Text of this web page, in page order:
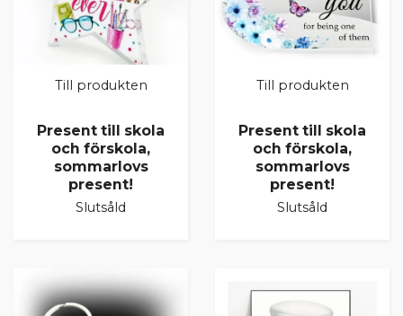
Till produkten
Present till skola
och förskola,
sommarlovs
present!
Slutsåld
Till produkten
Present till skola
och förskola,
sommarlovs
present!
Slutsåld